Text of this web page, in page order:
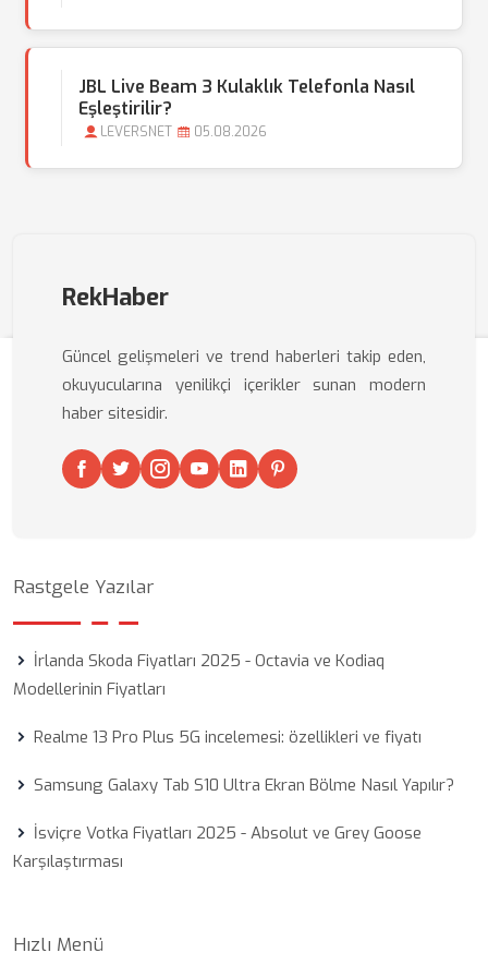
JBL Live Beam 3 Kulaklık Telefonla Nasıl
Eşleştirilir?
LEVERSNET 05.08.2026
RekHaber
Güncel gelişmeleri ve trend haberleri takip eden,
okuyucularına yenilikçi içerikler sunan modern
haber sitesidir.
Rastgele Yazılar
İrlanda Skoda Fiyatları 2025 - Octavia ve Kodiaq
Modellerinin Fiyatları
Realme 13 Pro Plus 5G incelemesi: özellikleri ve fiyatı
Samsung Galaxy Tab S10 Ultra Ekran Bölme Nasıl Yapılır?
İsviçre Votka Fiyatları 2025 - Absolut ve Grey Goose
Karşılaştırması
Hızlı Menü